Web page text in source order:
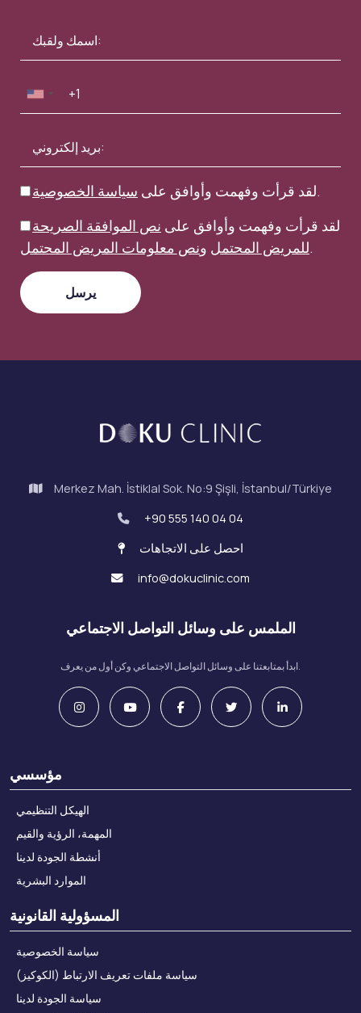
لقد قرأت وفهمت وأوافق على سياسة الخصوصية
.
لقد قرأت وفهمت وأوافق على نص الموافقة الصريحة
للمريض المحتمل ونص معلومات المريض المحتمل .
Merkez Mah. İstiklal Sok. No:9 Şişli, İstanbul/Türkiye
+90 555 140 04 04
احصل على الاتجاهات
info@dokuclinic.com
الملمس على وسائل التواصل الاجتماعي
ابدأ بمتابعتنا على وسائل التواصل الاجتماعي وكن أول من يعرف.
مؤسسي
الهيكل التنظيمي
المهمة، الرؤية والقيم
أنشطة الجودة لدينا
الموارد البشرية
المسؤولية القانونية
سياسة الخصوصية
سياسة ملفات تعريف الارتباط (الكوكيز)
سياسة الجودة لدينا